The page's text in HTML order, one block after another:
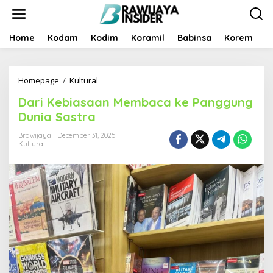
t
Home Kodam Kodim Koramil Babinsa Korem
Homepage / Kultural
r
e
a
s
a
a
M
e
m
b
a
Dari Kebiasaan Membaca ke Panggung
Dunia Sastra
Brawijaya
December 31, 2025
Kultural